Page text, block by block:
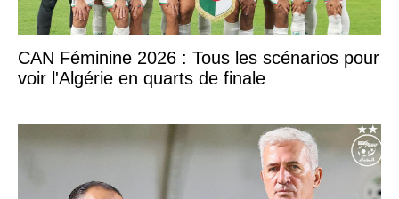
CAN Féminine 2026 : Tous les scénarios pour
voir l'Algérie en quarts de finale